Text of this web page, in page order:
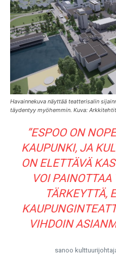
Havainnekuva näyttää teatterisalin
täydentyy myöhemmin. Kuva:
”ESPOO ON
KAUPUNKI, JA
ON ELETTÄVÄ
VOI PAINOTTAA
TÄRKEYTTÄ,
VIHDOIN
sanoo